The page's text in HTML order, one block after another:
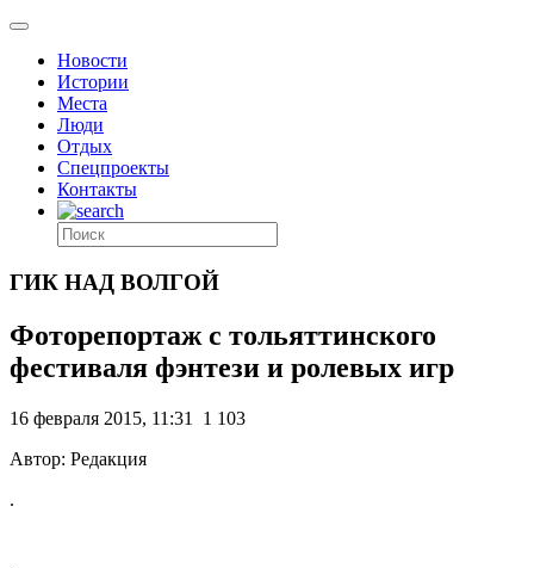
Новости
Истории
Места
Люди
Отдых
Спецпроекты
Контакты
ГИК НАД ВОЛГОЙ
Фоторепортаж с тольяттинского
фестиваля фэнтези и ролевых игр
16 февраля 2015, 11:31
1 103
Автор: Редакция
.
,